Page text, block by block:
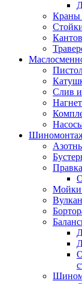
Краны
Слив и
Мойки